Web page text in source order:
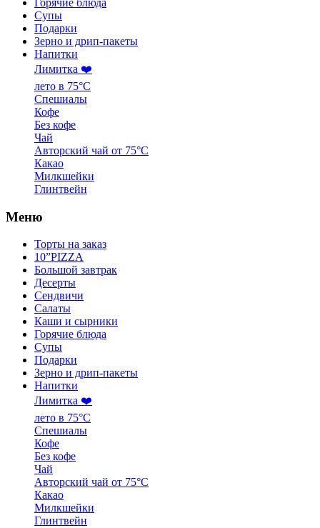
Горячие блюда
Супы
Подарки
Зерно и дрип-пакеты
Напитки
Лимитка ❤️
лето в 75°C
Спешиалы
Кофе
Без кофе
Чай
Авторский чай от 75°C
Какао
Милкшейки
Глинтвейн
Меню
Торты на заказ
10”PIZZA
Большой завтрак
Десерты
Сендвичи
Салаты
Каши и сырники
Горячие блюда
Супы
Подарки
Зерно и дрип-пакеты
Напитки
Лимитка ❤️
лето в 75°C
Спешиалы
Кофе
Без кофе
Чай
Авторский чай от 75°C
Какао
Милкшейки
Глинтвейн